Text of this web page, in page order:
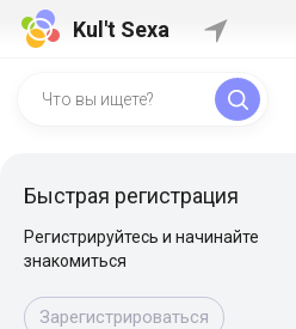
Kul't Sexa
Быстрая регистрация
Регистрируйтесь и начинайте
знакомиться
Зарегистрироваться